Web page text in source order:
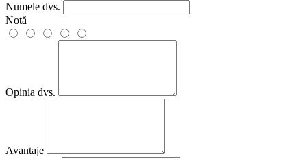
Numele dvs.
Notă
Opinia dvs.
Avantaje